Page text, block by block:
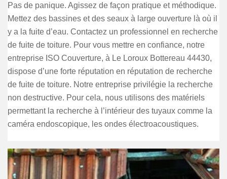
Pas de panique. Agissez de façon pratique et méthodique.
Mettez des bassines et des seaux à large ouverture là où il
y a la fuite d’eau. Contactez un professionnel en recherche
de fuite de toiture. Pour vous mettre en confiance, notre
entreprise ISO Couverture, à Le Loroux Bottereau 44430,
dispose d’une forte réputation en réputation de recherche
de fuite de toiture. Notre entreprise privilégie la recherche
non destructive. Pour cela, nous utilisons des matériels
permettant la recherche à l’intérieur des tuyaux comme la
caméra endoscopique, les ondes électroacoustiques.